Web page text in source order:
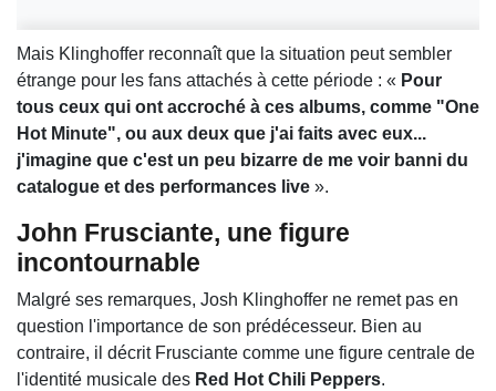
Mais Klinghoffer reconnaît que la situation peut sembler
étrange pour les fans attachés à cette période : « Pour
tous ceux qui ont accroché à ces albums, comme "One
Hot Minute", ou aux deux que j'ai faits avec eux...
j'imagine que c'est un peu bizarre de me voir banni du
catalogue et des performances live ».
John Frusciante, une figure
incontournable
Malgré ses remarques, Josh Klinghoffer ne remet pas en
question l'importance de son prédécesseur. Bien au
contraire, il décrit Frusciante comme une figure centrale de
l'identité musicale des Red Hot Chili Peppers.